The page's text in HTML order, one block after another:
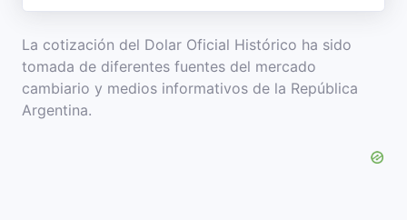
La cotización del Dolar Oficial Histórico ha sido
tomada de diferentes fuentes del mercado
cambiario y medios informativos de la República
Argentina.